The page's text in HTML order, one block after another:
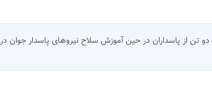
تن از پاسداران در حین آموزش سلاح نیروهای پاسدار جوان در